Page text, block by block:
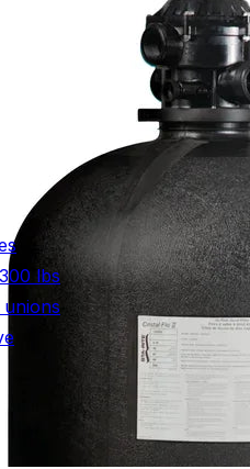
300 lbs